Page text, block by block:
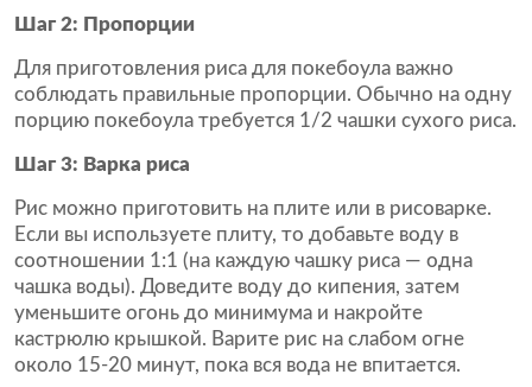
Шаг 2: Пропорции
Для приготовления риса для покебоула важно
соблюдать правильные пропорции. Обычно на одну
порцию покебоула требуется 1/2 чашки сухого риса.
Шаг 3: Варка риса
Рис можно приготовить на плите или в рисоварке.
Если вы используете плиту, то добавьте воду в
соотношении 1:1 (на каждую чашку риса — одна
чашка воды). Доведите воду до кипения, затем
уменьшите огонь до минимума и накройте
кастрюлю крышкой. Варите рис на слабом огне
около 15-20 минут, пока вся вода не впитается.